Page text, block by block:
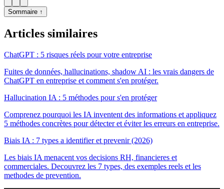
Sommaire ↑
Articles similaires
ChatGPT : 5 risques réels pour votre entreprise
Fuites de données, hallucinations, shadow AI : les vrais dangers de
ChatGPT en entreprise et comment s'en protéger.
Hallucination IA : 5 méthodes pour s'en protéger
Comprenez pourquoi les IA inventent des informations et appliquez
5 méthodes concrètes pour détecter et éviter les erreurs en entreprise.
Biais IA : 7 types a identifier et prevenir (2026)
Les biais IA menacent vos decisions RH, financieres et
commerciales. Decouvrez les 7 types, des exemples reels et les
methodes de prevention.